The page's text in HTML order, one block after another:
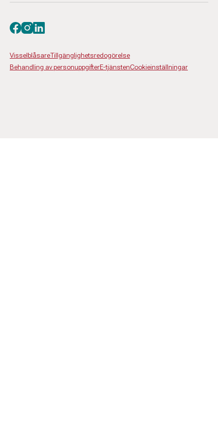
VisselblåsareTillgänglighetsredogörelse
Behandling av personuppgifterE-tjänstenCookieinställningar
Besök oss på facebook
Besök oss på instagram
Besök oss på linkedin